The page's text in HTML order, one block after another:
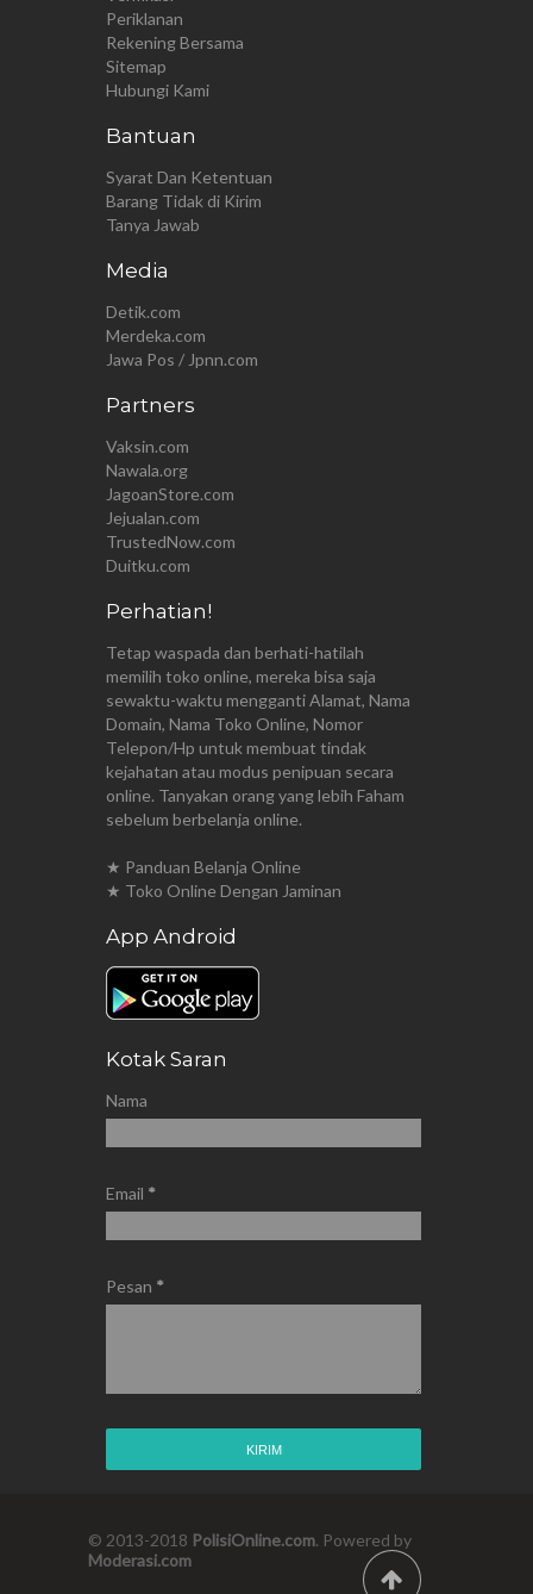
Periklanan
Rekening Bersama
Sitemap
Hubungi Kami
Bantuan
Syarat Dan Ketentuan
Barang Tidak di Kirim
Tanya Jawab
Media
Detik.com
Merdeka.com
Jawa Pos / Jpnn.com
Partners
Vaksin.com
Nawala.org
JagoanStore.com
Jejualan.com
TrustedNow.com
Duitku.com
Perhatian!
Tetap waspada dan berhati-hatilah
memilih toko online, mereka bisa saja
sewaktu-waktu mengganti Alamat, Nama
Domain, Nama Toko Online, Nomor
Telepon/Hp untuk membuat tindak
kejahatan atau modus penipuan secara
online. Tanyakan orang yang lebih Faham
sebelum berbelanja online.
★ Panduan Belanja Online
★ Toko Online Dengan Jaminan
App Android
Kotak Saran
Nama
Email *
Pesan *
© 2013-2018 PolisiOnline.com. Powered by
Moderasi.com